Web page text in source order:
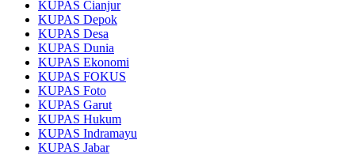
KUPAS Cianjur
KUPAS Depok
KUPAS Desa
KUPAS Dunia
KUPAS Ekonomi
KUPAS FOKUS
KUPAS Foto
KUPAS Garut
KUPAS Hukum
KUPAS Indramayu
KUPAS Jabar